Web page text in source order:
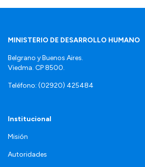
MINISTERIO DE DESARROLLO HUMANO
Belgrano y Buenos Aires.
Viedma. CP 8500.
Teléfono: (02920) 425484
Institucional
Misión
Autoridades